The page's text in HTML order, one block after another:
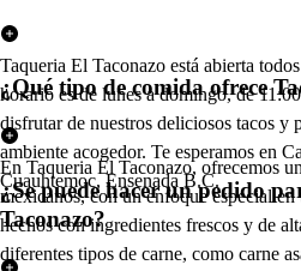
Taqueria El Taconazo está abierta
horario es de lunes a domingo, de
disfrutar de nuestros deliciosos tacos y
ambiente acogedor. Te esperamos en
Cuauhtemoc, Ensenada B.C.
¿Qué tipo de comida ofrece
En Taqueria El Taconazo, ofrecemos
mexicanos, con un enfoque especial en
hechos con ingredientes frescos y de
diferentes tipos de carne, como carne
¿Se puede hacer un pedido
Taconazo?